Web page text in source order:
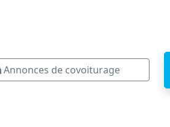
Annonces de covoiturage